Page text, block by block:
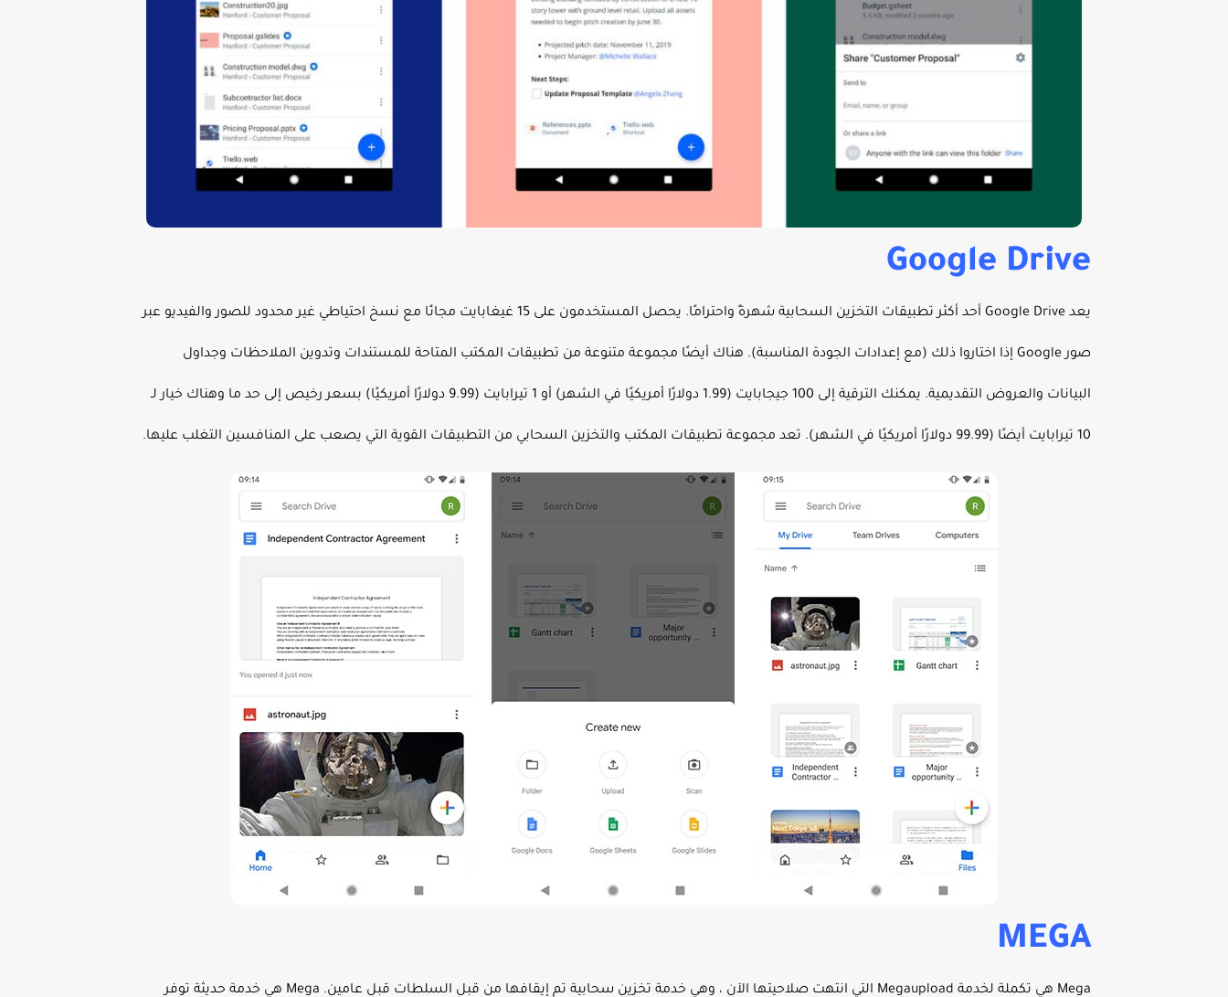
Google Drive
يعد Google Drive أحد أكثر تطبيقات التخزين السحابية شهرةً واحترامًا. يحصل المستخدمون على 15 غيغابايت مجانًا مع نسخ احتياطي غير محدود للصور والفيديو عبر
صور Google إذا اختاروا ذلك (مع إعدادات الجودة المناسبة). هناك أيضًا مجموعة متنوعة من تطبيقات المكتب المتاحة للمستندات وتدوين الملاحظات وجداول
البيانات والعروض التقديمية. يمكنك الترقية إلى 100 جيجابايت (1.99 دولارًا أمريكيًا في الشهر) أو 1 تيرابايت (9.99 دولارًا أمريكيًا) بسعر رخيص إلى حد ما وهناك خيار لـ
10 تيرابايت أيضًا (99.99 دولارًا أمريكيًا في الشهر). تعد مجموعة تطبيقات المكتب والتخزين السحابي من التطبيقات القوية التي يصعب على المنافسين التغلب عليها.
MEGA
Mega هي تكملة لخدمة Megaupload التي انتهت صلاحيتها الآن ، وهي خدمة تخزين سحابية تم إيقافها من قبل السلطات قبل عامين. Mega هي خدمة حديثة توفر